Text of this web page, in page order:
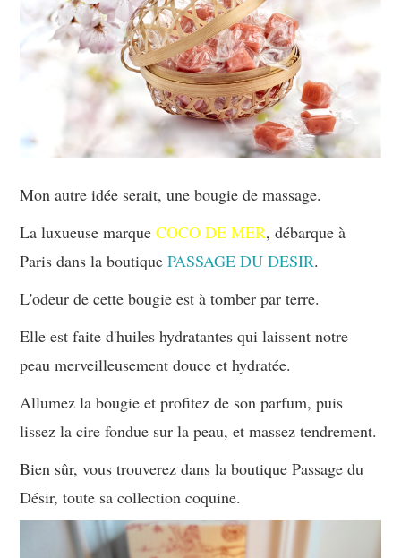
Mon autre idée serait, une bougie de massage.
La luxueuse marqueCOCO DE MER, débarque à
Paris dans la boutiquePASSAGE DU DESIR.
L'odeur de cette bougie est à tomber par terre.
Elle est faite d'huiles hydratantes qui laissent notre
peau merveilleusement douce et hydratée.
Allumez la bougie et profitez de son parfum, puis
lissez la cire fondue sur la peau, et massez tendrement.
Bien sûr, vous trouverez dans la boutique Passage du
Désir, toute sa collection coquine.